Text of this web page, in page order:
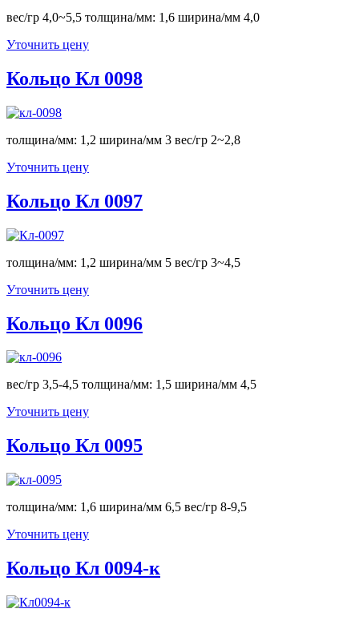
вес/гр 4,0~5,5 толщина/мм: 1,6 ширина/мм 4,0
Уточнить цену
Кольцо Кл 0098
толщина/мм: 1,2 ширина/мм 3 вес/гр 2~2,8
Уточнить цену
Кольцо Кл 0097
толщина/мм: 1,2 ширина/мм 5 вес/гр 3~4,5
Уточнить цену
Кольцо Кл 0096
вес/гр 3,5-4,5 толщина/мм: 1,5 ширина/мм 4,5
Уточнить цену
Кольцо Кл 0095
толщина/мм: 1,6 ширина/мм 6,5 вес/гр 8-9,5
Уточнить цену
Кольцо Кл 0094-к